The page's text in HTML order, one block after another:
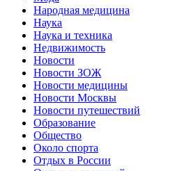
Народная медицина
Наука
Наука и техника
Недвижимость
Новости
Новости ЗОЖ
Новости медицины
Новости Москвы
Новости путешествий
Образование
Общество
Около спорта
Отдых в России